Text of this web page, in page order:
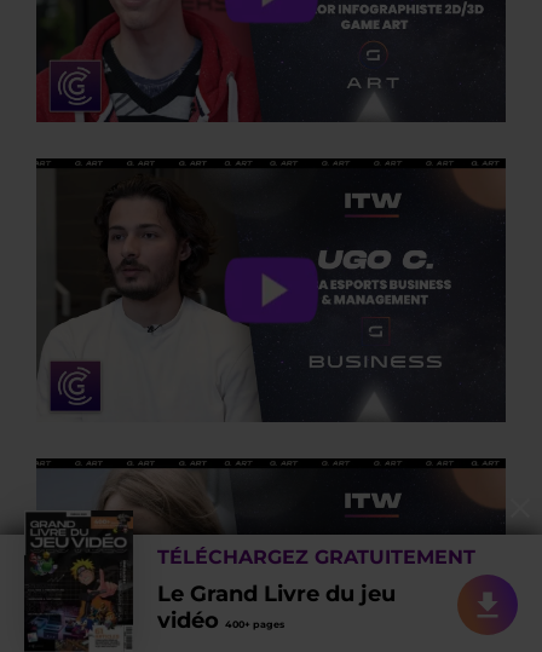
TÉLÉCHARGEZ GRATUITEMENT
Le Grand Livre du jeu
vidéo 400+ pages